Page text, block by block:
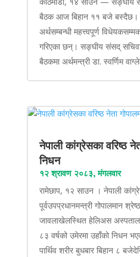
बैठक आज बिहान ११ बजे बस्दैछ।
अर्थसम्बन्धी महत्त्वपूर्ण
गरिएका छन्। सङ्घीय संसद्
बैठकमा अर्थमन्त्री डा. स्वर्णिम
नेपाली कांग्रेसका वरिष्ठ
निधन
१२ श्रावण २०८३, मंगलवार
रामेछाप, १२ साउन । नेपाली
पूर्वउपप्रधानमन्त्री गोपालमान
जावलाखेलस्थित हेलिअस
८३ वर्षको उमेरमा उहाँको निधन
पार्थिव शरीर बुधबार बिहान ८